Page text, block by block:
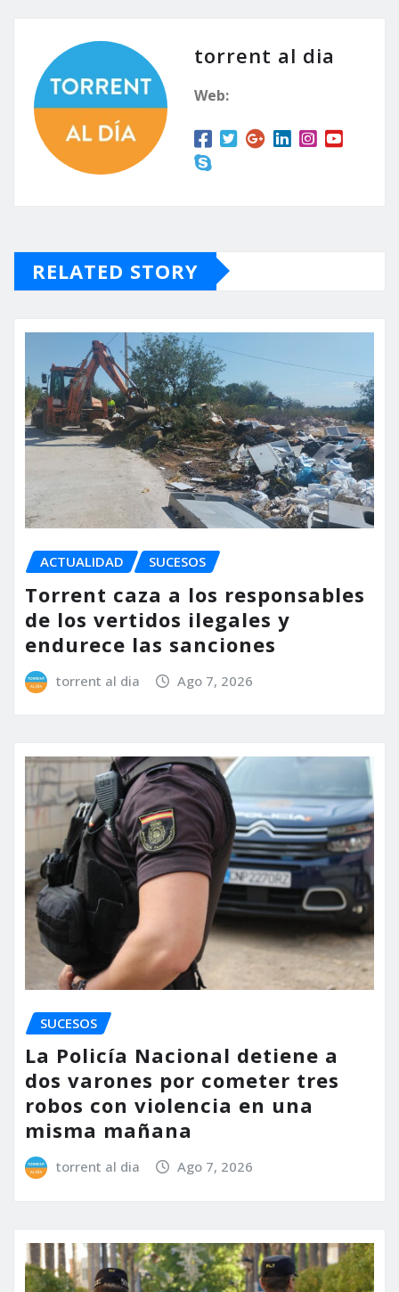
torrent al dia
Web:
RELATED STORY
ACTUALIDAD SUCESOS
Torrent caza a los responsables
de los vertidos ilegales y
endurece las sanciones
torrent al dia Ago 7, 2026
SUCESOS
La Policía Nacional detiene a
dos varones por cometer tres
robos con violencia en una
misma mañana
torrent al dia Ago 7, 2026